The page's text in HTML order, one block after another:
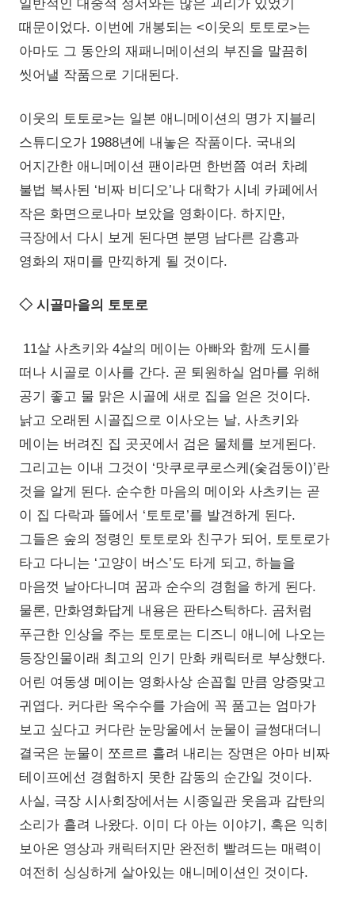
일반적인 대중적 정서와는 많은 괴리가 있었기
때문이었다. 이번에 개봉되는 <이웃의 토토로>는
아마도 그 동안의 재패니메이션의 부진을 말끔히
씻어낼 작품으로 기대된다.
이웃의 토토로>는 일본 애니메이션의 명가 지블리
스튜디오가 1988년에 내놓은 작품이다. 국내의
어지간한 애니메이션 팬이라면 한번쯤 여러 차례
불법 복사된 ‘비짜 비디오’나 대학가 시네 카페에서
작은 화면으로나마 보았을 영화이다. 하지만,
극장에서 다시 보게 된다면 분명 남다른 감흥과
영화의 재미를 만끽하게 될 것이다.
◇ 시골마을의 토토로
11살 사츠키와 4살의 메이는 아빠와 함께 도시를
떠나 시골로 이사를 간다. 곧 퇴원하실 엄마를 위해
공기 좋고 물 맑은 시골에 새로 집을 얻은 것이다.
낡고 오래된 시골집으로 이사오는 날, 사츠키와
메이는 버려진 집 곳곳에서 검은 물체를 보게된다.
그리고는 이내 그것이 ‘맛쿠로쿠로스케(숯검둥이)’란
것을 알게 된다. 순수한 마음의 메이와 사츠키는 곧
이 집 다락과 뜰에서 ‘토토로’를 발견하게 된다.
그들은 숲의 정령인 토토로와 친구가 되어, 토토로가
타고 다니는 ‘고양이 버스’도 타게 되고, 하늘을
마음껏 날아다니며 꿈과 순수의 경험을 하게 된다.
물론, 만화영화답게 내용은 판타스틱하다. 곰처럼
푸근한 인상을 주는 토토로는 디즈니 애니에 나오는
등장인물이래 최고의 인기 만화 캐릭터로 부상했다.
어린 여동생 메이는 영화사상 손꼽힐 만큼 앙증맞고
귀엽다. 커다란 옥수수를 가슴에 꼭 품고는 엄마가
보고 싶다고 커다란 눈망울에서 눈물이 글썽대더니
결국은 눈물이 쪼르르 흘려 내리는 장면은 아마 비짜
테이프에선 경험하지 못한 감동의 순간일 것이다.
사실, 극장 시사회장에서는 시종일관 웃음과 감탄의
소리가 흘려 나왔다. 이미 다 아는 이야기, 혹은 익히
보아온 영상과 캐릭터지만 완전히 빨려드는 매력이
여전히 싱싱하게 살아있는 애니메이션인 것이다.